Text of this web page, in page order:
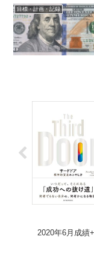
目標・計画・記録
2020年6月成績